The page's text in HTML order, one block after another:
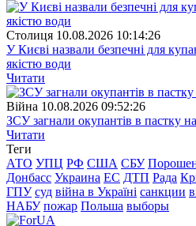
Столиця 10.08.2026 10:14:26
У Києві назвали безпечні для
якістю води
Читати
Війна 10.08.2026 09:52:26
ЗСУ загнали окупантів в пастку
Читати
Теги
АТО УПЦ РФ США СБУ
Донбасс Украина ЕС ДТП Рада
ГПУ суд війна в Україні санкции
НАБУ пожар Польша выборы